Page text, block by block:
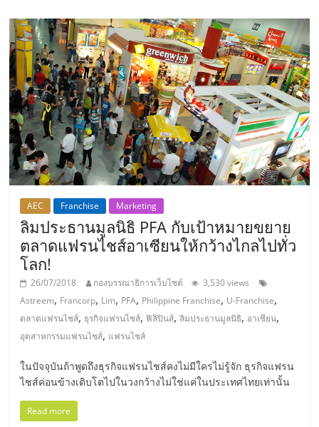
ฟรี,
บริการ
พัฒนา
ระบบ
แฟ
รน
ไชส์"
AEC Franchise Marketing
ลิมประธานมูลนิธิ PFA กับเป้าหมายขยาย
ตลาดแฟรนไชส์อาเซียนให้กว้างไกลไปทั่ว
โลก!
26/07/2018 กองบรรณาธิการเว็บไซต์
3,530 views
Astreem, Francorp, Lim, PFA, Philippine Franchise, U-Franchise,
ตลาดแฟรนไชส์, ธุรกิจแฟรนไชส์,ฟิลิปินส์,ลิมประธานมูลนิธิ, อาเซียน,
อุตสาหกรรมแฟรนไชส์, แฟรนไชส์
ในปัจจุบันถ้าพูดถึงธุรกิจแฟรนไชส์คงไม่มีใครไม่รู้จัก ธุรกิจแฟรน
ไชส์ค่อนข้างเติบโตไปในวงกว้างไม่ใช่แค่ในประเทศไทยเท่านั้น
Read more